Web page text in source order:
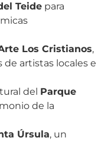
Teide para
Los Cristianos,
artistas locales e
del Parque
de la
Úrsula, un